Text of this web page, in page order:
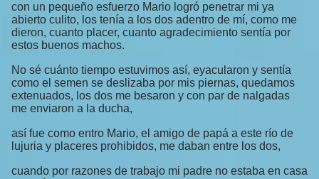
con un pequeño esfuerzo Mario logró penetrar mi ya
abierto culito, los tenía a los dos adentro de mí, como me
dieron, cuanto placer, cuanto agradecimiento sentía por
estos buenos machos.
No sé cuánto tiempo estuvimos así, eyacularon y sentía
como el semen se deslizaba por mis piernas, quedamos
extenuados, los dos me besaron y con par de nalgadas
me enviaron a la ducha,
así fue como entro Mario, el amigo de papá a este río de
lujuria y placeres prohibidos, me daban entre los dos,
cuando por razones de trabajo mi padre no estaba en casa